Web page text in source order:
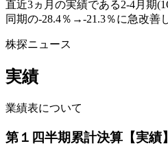
直近3ヵ月の実績である2-4月期
同期の-28.4％→-21.3％に急改善
株探ニュース
実績
業績表について
第１四半期累計決算【実績】